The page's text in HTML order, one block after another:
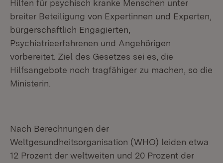
Hilfen für psychisch kranke Menschen unter
breiter Beteiligung von Expertinnen und Experten,
bürgerschaftlich Engagierten,
Psychiatrieerfahrenen und Angehörigen
vorbereitet. Ziel des Gesetzes sei es, die
Hilfsangebote noch tragfähiger zu machen, so die
Ministerin.
Nach Berechnungen der
Weltgesundheitsorganisation (WHO) leiden etwa
12 Prozent der weltweiten und 20 Prozent der